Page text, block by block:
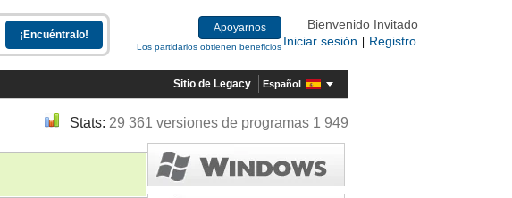
Apoyarnos
Los partidarios obtienen beneficios
Bienvenido Invitado
Iniciar sesión
Registro
Sitio de Legacy Español
Stats: 29 361 versiones de programas 1 949